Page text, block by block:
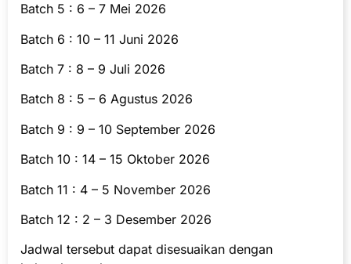
Batch 5 : 6 – 7 Mei 2026
Batch 6 : 10 – 11 Juni 2026
Batch 7 : 8 – 9 Juli 2026
Batch 8 : 5 – 6 Agustus 2026
Batch 9 : 9 – 10 September 2026
Batch 10 : 14 – 15 Oktober 2026
Batch 11 : 4 – 5 November 2026
Batch 12 : 2 – 3 Desember 2026
Jadwal tersebut dapat disesuaikan dengan